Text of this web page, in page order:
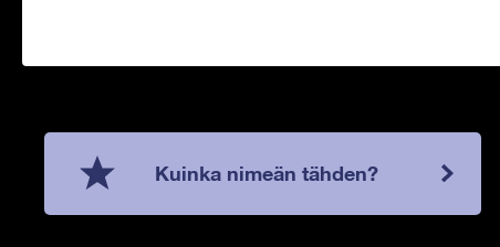
Kuinka nimeän tähden?